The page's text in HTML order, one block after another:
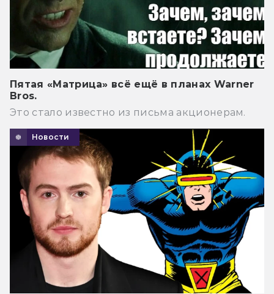
Пятая «Матрица» всё ещё в планах Warner
Bros.
Это стало известно из письма акционерам.
Новости